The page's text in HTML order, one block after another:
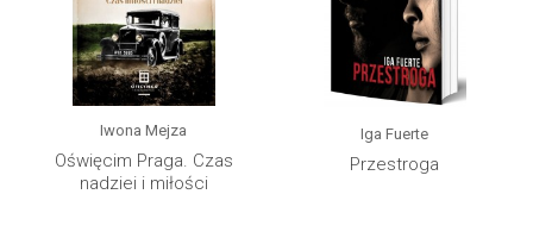
Iwona Mejza
Oświęcim Praga. Czas
nadziei i miłości
Iga Fuerte
Przestroga